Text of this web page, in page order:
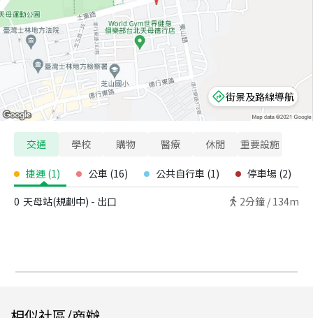
街景及路線導航
交通 學校 購物 醫療 休閒 重要設施
捷運 (1) 公車 (16) 公共自行車 (1) 停車場 (2)
0 天母站(規劃中) - 出口 2分鐘 / 134m